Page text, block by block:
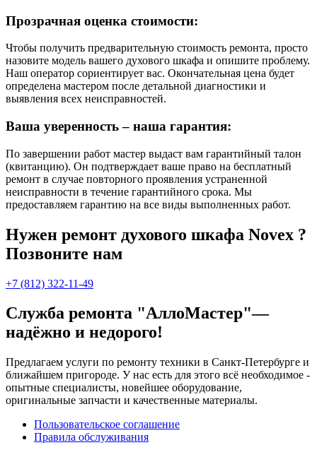
Прозрачная оценка стоимости:
Чтобы получить предварительную стоимость ремонта, просто
назовите модель вашего духового шкафа и опишите проблему.
Наш оператор сориентирует вас. Окончательная цена будет
определена мастером после детальной диагностики и
выявления всех неисправностей.
Ваша уверенность – наша гарантия:
По завершении работ мастер выдаст вам гарантийный талон
(квитанцию). Он подтверждает ваше право на бесплатный
ремонт в случае повторного проявления устраненной
неисправности в течение гарантийного срока. Мы
предоставляем гарантию на все виды выполненных работ.
Нужен ремонт духового шкафа Novex ?
Позвоните нам
+7 (812) 322-11-49
Служба ремонта "АллоМастер"—
надёжно и недорого!
Предлагаем услуги по ремонту техники в Санкт-Петербурге и
ближайшем пригороде. У нас есть для этого всё необходимое -
опытные специалисты, новейшее оборудование,
оригинальные запчасти и качественные материалы.
Пользовательское соглашение
Правила обслуживания